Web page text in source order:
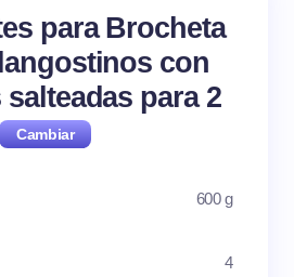
para Brocheta
con
para2
600 g
4